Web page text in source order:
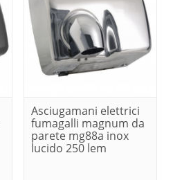
Asciugamani elettrici
fumagalli magnum da
parete mg88a inox
lucido 250 lem